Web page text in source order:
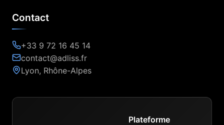
Contact
+33 9 72 16 45 14
contact@adliss.fr
Lyon, Rhône-Alpes
Plateforme